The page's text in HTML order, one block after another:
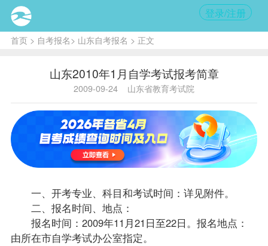
登录/注册
首页> 自考报名> 山东自考报名 > 正文
山东2010年1月自学考试报考简章
2009-09-24 山东省教育考试院
一、开考专业、科目和考试时间：详见附件。
二、 报名时间、地点：
报名时间：2009年11月21日至22日。报名地点：
由所在市自学考试办公室指定。